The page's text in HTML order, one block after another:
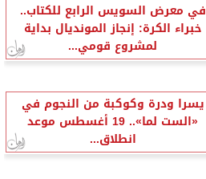
في معرض السويس الرابع للكتاب..
خبراء الكرة: إنجاز المونديال بداية
لمشروع قومي...
يسرا ودرة وكوكبة من النجوم في
«الست لما».. 19 أغسطس موعد
انطلاق...